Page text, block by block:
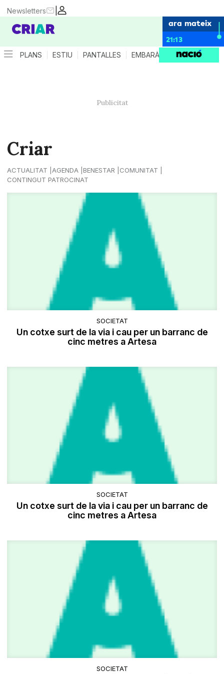
|
Newsletters
ara mateix
21:13
PLANS ESTIU PANTALLES EMBARÀS CRIANÇA
Criar
ACTUALITAT AGENDA BENESTAR
COMUNITAT
CONTINGUT PATROCINAT
SOCIETAT
Un cotxe surt de la via i cau per un barranc de
cinc metres a Artesa
SOCIETAT
Un cotxe surt de la via i cau per un barranc de
cinc metres a Artesa
SOCIETAT